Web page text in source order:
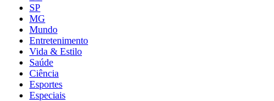
SP
MG
Mundo
Entretenimento
Vida & Estilo
Saúde
Ciência
Esportes
Especiais